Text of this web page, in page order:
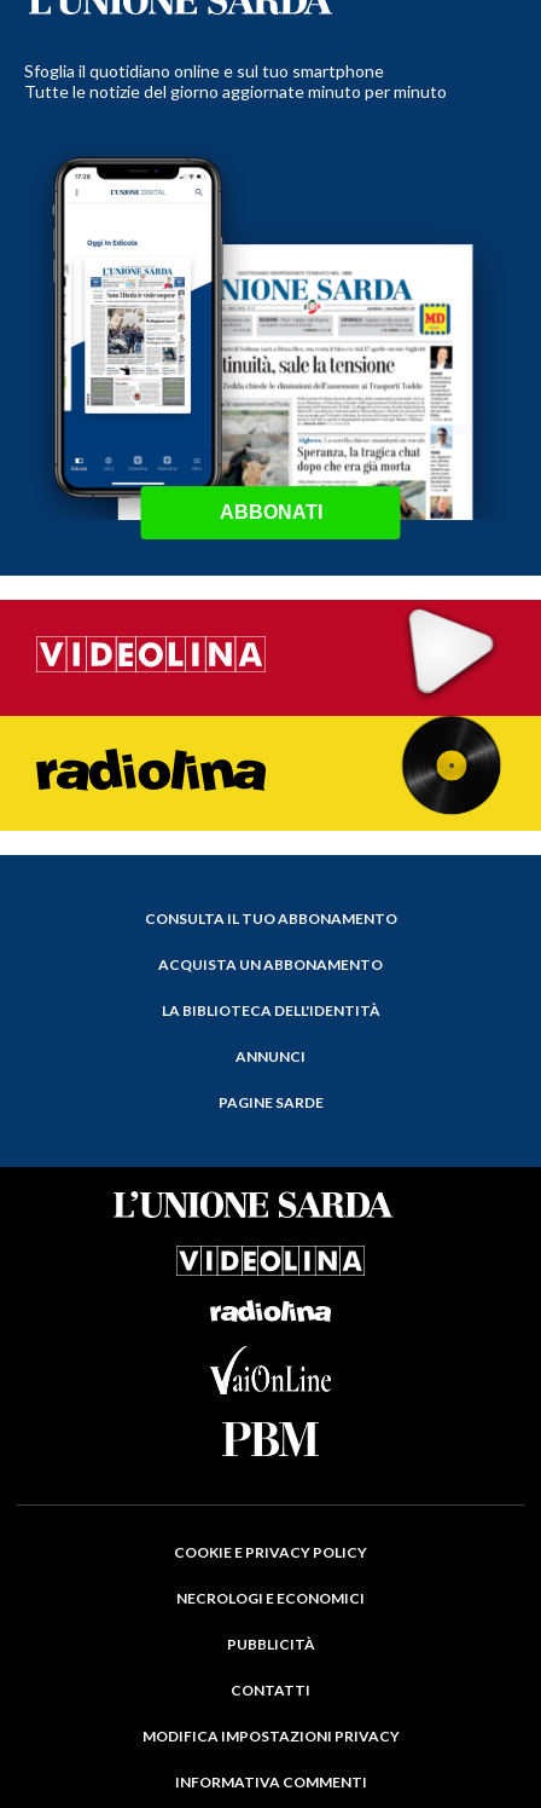
Sfoglia il quotidiano online e sul tuo smartphone
Tutte le notizie del giorno aggiornate minuto per minuto
ABBONATI
CONSULTA IL TUO ABBONAMENTO
ACQUISTA UN ABBONAMENTO
LA BIBLIOTECA DELL'IDENTITÀ
ANNUNCI
PAGINE SARDE
COOKIE E PRIVACY POLICY
NECROLOGI E ECONOMICI
PUBBLICITÀ
CONTATTI
MODIFICA IMPOSTAZIONI PRIVACY
INFORMATIVA COMMENTI